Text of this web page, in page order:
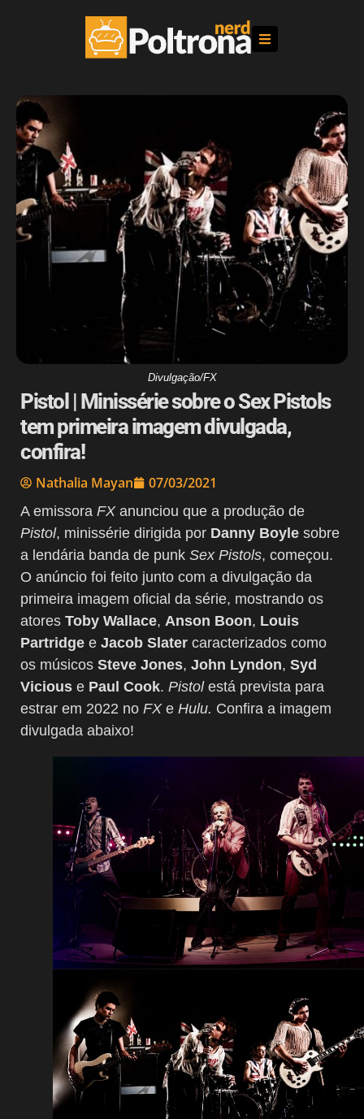
Divulgação/FX
Pistol | Minissérie sobre o Sex Pistols
tem primeira imagem divulgada,
confira!
Nathalia Mayan 07/03/2021
A emissora FX anunciou que a produção de
Pistol, minissérie dirigida por Danny Boyle sobre
a lendária banda de punk Sex Pistols, começou.
O anúncio foi feito junto com a divulgação da
primeira imagem oficial da série, mostrando os
atores Toby Wallace, Anson Boon, Louis
Partridge e Jacob Slater caracterizados como
os músicos Steve Jones, John Lyndon, Syd
Vicious e Paul Cook. Pistol está prevista para
estrar em 2022 no FX e Hulu. Confira a imagem
divulgada abaixo!